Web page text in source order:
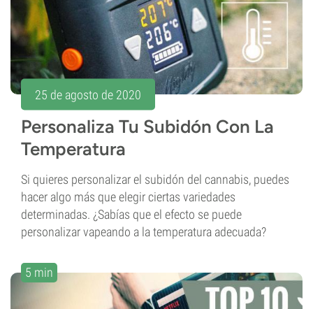
25 de agosto de 2020
Personaliza Tu Subidón Con La
Temperatura
Si quieres personalizar el subidón del cannabis, puedes
hacer algo más que elegir ciertas variedades
determinadas. ¿Sabías que el efecto se puede
personalizar vapeando a la temperatura adecuada?
5 min